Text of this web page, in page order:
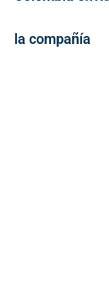
la compañía